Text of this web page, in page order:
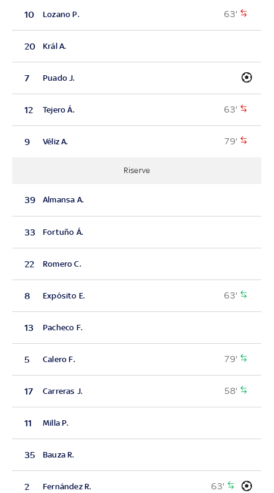
10 Lozano P. 63'
20 Král A.
7 Puado J.
12 Tejero Á. 63'
9 Véliz A. 79'
Riserve
39 Almansa A.
33 Fortuño Á.
22 Romero C.
8 Expósito E. 63'
13 Pacheco F.
5 Calero F. 79'
17 Carreras J. 58'
11 Milla P.
35 Bauza R.
2 Fernández R. 63'